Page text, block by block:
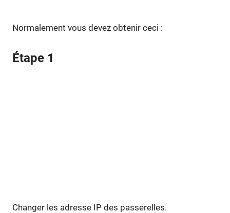
Normalement vous devez obtenir ceci :
Étape 1
Changer les adresse IP des passerelles.